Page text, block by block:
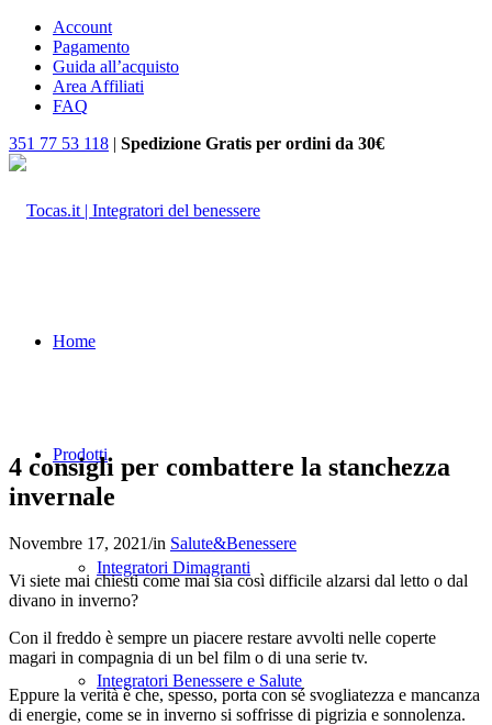
Account
Pagamento
Guida all’acquisto
Area Affiliati
FAQ
351 77 53 118 | Spedizione Gratis per ordini da 30€
Home
Prodotti
Integratori Dimagranti
Integratori Benessere e Salute
4 consigli per combattere la stanchezza
invernale
Novembre 17, 2021/in Salute&Benessere
Vi siete mai chiesti come mai sia così difficile alzarsi dal letto o dal
divano in inverno?
Con il freddo è sempre un piacere restare avvolti nelle coperte
magari in compagnia di un bel film o di una serie tv.
Eppure la verità è che, spesso, porta con sé svogliatezza e mancanza
di energie, come se in inverno si soffrisse di pigrizia e sonnolenza.